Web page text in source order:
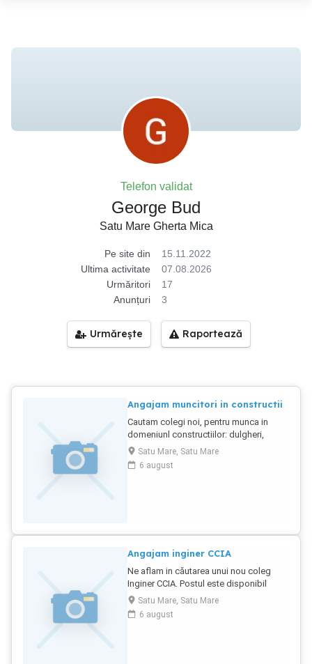
Telefon validat
George Bud
Satu Mare Gherta Mica
Pe site din
15.11.2022
Ultima activitate
07.08.2026
Urmăritori
17
Anunțuri
3
Urmărește Raportează
Angajam muncitori in constructii
Cautam colegi noi, pentru munca in
domeniunl constructiilor: dulgheri,
fierari, zidari, zugravi, etc. Cautam
muncitori pentru o perioada
indelungata. Cerem si oferim seriozitate.
Satu Mare, Satu Mare
6 august
Angajam inginer CCIA
Ne aflam in căutarea unui nou coleg
Inginer CCIA. Postul este disponibil
absolvenților cu specializarea CCIA, cu
sau fără experiență. Sarcini: analiza
documentație tehnica, întocmire oferte,
Satu Mare, Satu Mare
6 august